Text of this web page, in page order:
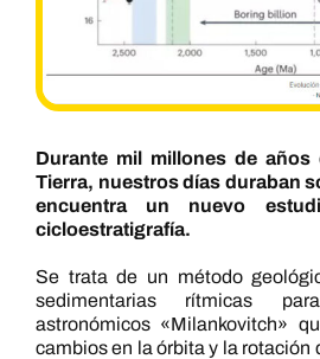
Durante mil millones de
Tierra, nuestros días duraban
encuentra un nuevo
cicloestratigrafía.
Se trata de un método
sedimentarias rítmicas
astronómicos «Milankovitch»
cambios en la órbita y la rotación